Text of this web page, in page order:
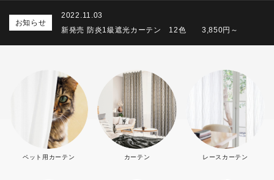
お知らせ
2022.11.03
新発売 防炎1級遮光カーテン 12色 3,850円～
ペット用カーテン カーテン レースカーテン